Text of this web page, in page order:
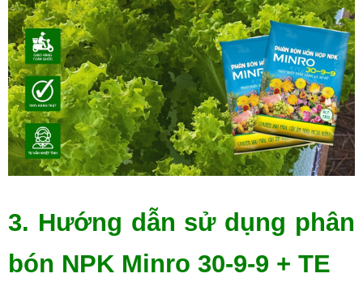
3. Hướng dẫn sử dụng phân
bón NPK Minro 30-9-9 + TE